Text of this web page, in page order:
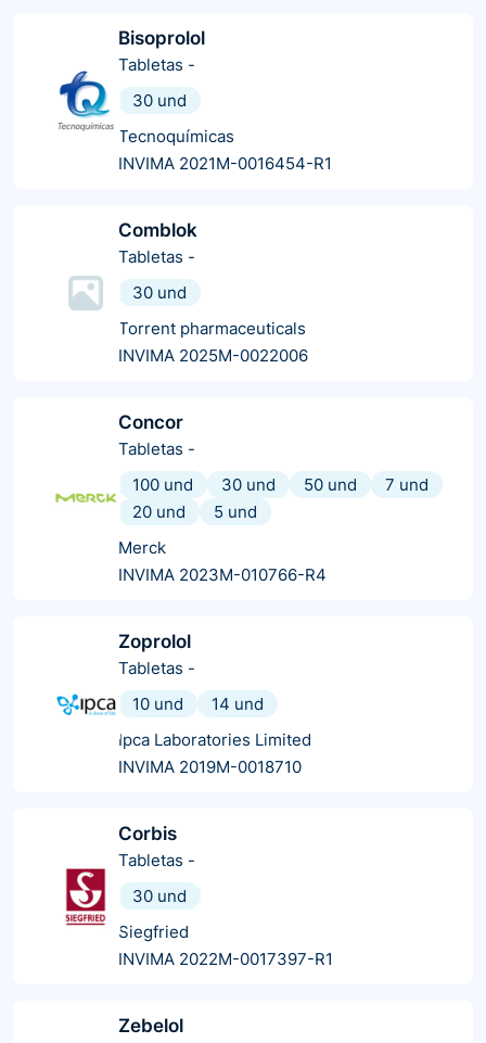
Bisoprolol
Tabletas -
30 und
Tecnoquímicas
INVIMA 2021M-0016454-R1
Comblok
Tabletas -
30 und
Torrent pharmaceuticals
INVIMA 2025M-0022006
Concor
Tabletas -
100 und
30 und 50 und
7 und
20 und
5 und
Merck
INVIMA 2023M-010766-R4
Zoprolol
Tabletas -
10 und
14 und
Ipca Laboratories Limited
INVIMA 2019M-0018710
Corbis
Tabletas -
30 und
Siegfried
INVIMA 2022M-0017397-R1
Zebelol